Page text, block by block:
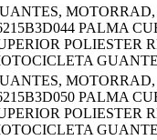
MOTORRAD,
PALMA
POLIESTER
MOTORRAD,
PALMA
POLIESTER